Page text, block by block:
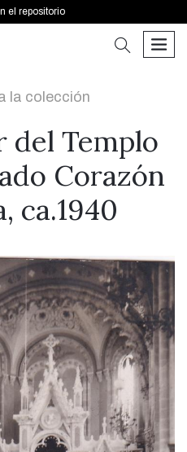
el repositorio
buscar
la colección
del Templo
Corazón
ca.1940